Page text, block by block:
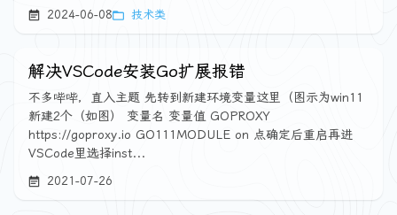
2024-06-08 技术类
解决VSCode安装Go扩展报错
不多哔哔，直入主题 先转到新建环境变量这里（图示为win11
新建2个（如图） 变量名 变量值 GOPROXY
https://goproxy.io GO111MODULE on 点确定后重启再进
VSCode里选择inst...
2021-07-26